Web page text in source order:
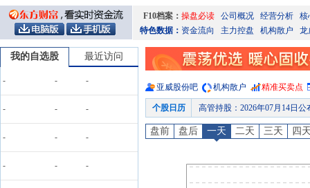
F10档案： 操盘必读 公司概况 经营分析
核
特色数据： 资金流向 主力控盘 机构散户 龙
我的自选股 最近访问
- - -
- - -
- - -
- - -
亚威股份吧 机构散户 精准买卖点
个股日历 高管持股 ： 2026年07月14日
股本变动：2026年07月13日
高管持股
公告：2026年07月10日发布《亚威股份:江苏
盘前 盘后 一天 二天 三天 四